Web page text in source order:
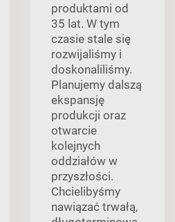
produktami od
35 lat. W tym
czasie stale się
rozwijaliśmy i
doskonaliliśmy.
Planujemy dalszą
ekspansję
produkcji oraz
otwarcie
kolejnych
oddziałów w
przyszłości.
Chcielibyśmy
nawiązać trwałą,